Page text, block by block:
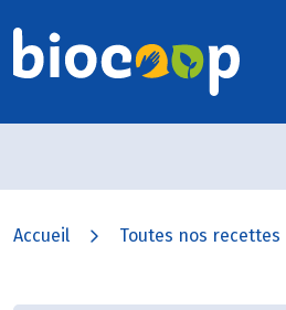
Accueil Toutes nos recettes